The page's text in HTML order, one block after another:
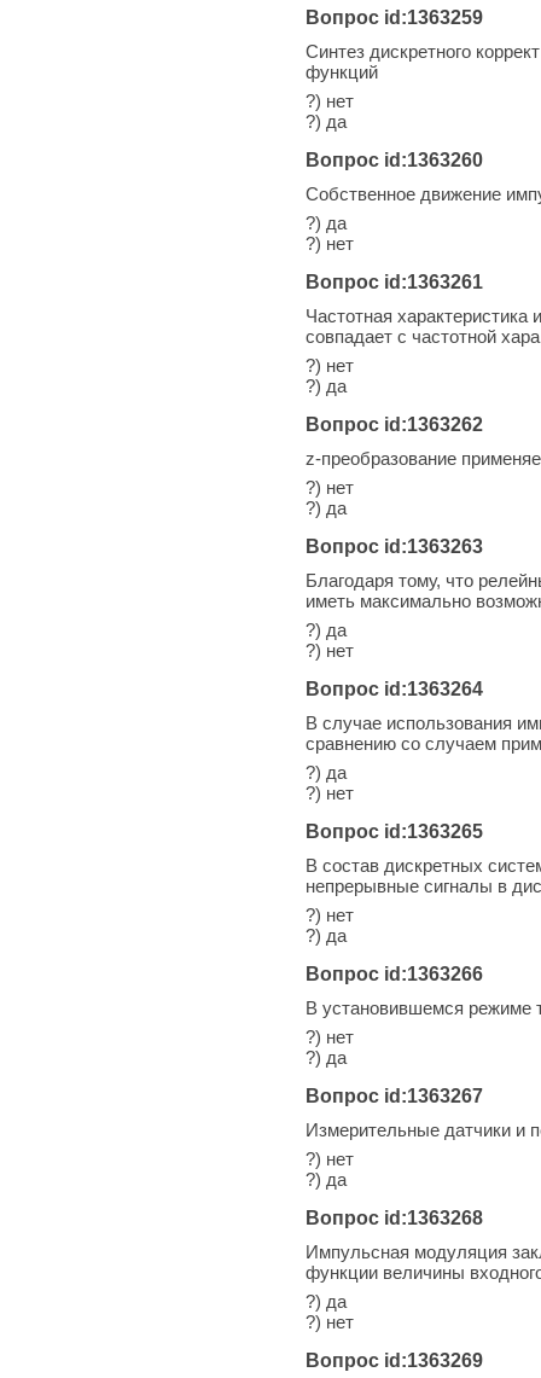
Вопрос id:1363259
Синтез дискретного
функций
?) нет
?) да
Вопрос id:1363260
Собственное движение
?) да
?) нет
Вопрос id:1363261
Частотная
совпадает с частотной
?) нет
?) да
Вопрос id:1363262
z-преобразование
?) нет
?) да
Вопрос id:1363263
Благодаря тому, что
иметь максимально
?) да
?) нет
Вопрос id:1363264
В случае использования
сравнению со случаем
?) да
?) нет
Вопрос id:1363265
В состав дискретных
непрерывные сигналы в
?) нет
?) да
Вопрос id:1363266
В установившемся режиме
?) нет
?) да
Вопрос id:1363267
Измерительные датчики и
?) нет
?) да
Вопрос id:1363268
Импульсная модуляция
функции величины
?) да
?) нет
Вопрос id:1363269